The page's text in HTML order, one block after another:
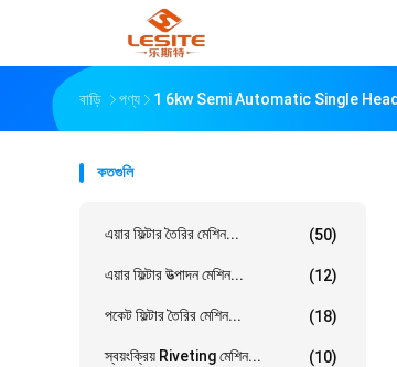
বাড়ি পণ্য 1 6kw Semi Automatic Single Head
কতগুলি
এয়ার ফিল্টার তৈরির মেশিন... (50)
এয়ার ফিল্টার উত্পাদন মেশিন... (12)
পকেট ফিল্টার তৈরির মেশিন... (18)
স্বয়ংক্রিয় Riveting মেশিন... (10)